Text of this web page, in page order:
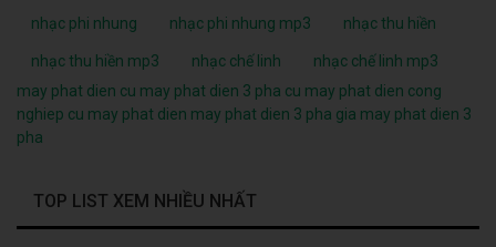
nhạc phi nhung nhạc phi nhung mp3 nhạc thu hiền
nhạc thu hiền mp3 nhạc chế linh
nhạc chế linh mp3
may phat dien cu may phat dien 3 pha cu may phat dien cong
nghiep cu may phat dien may phat dien 3 pha gia may phat dien 3
pha
TOP LIST XEM NHIỀU NHẤT